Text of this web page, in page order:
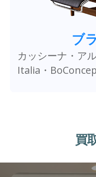
ブ
カッシーナ・ア
Italia・
買